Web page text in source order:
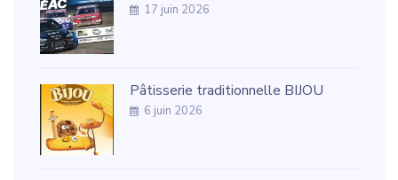
17 juin 2026
Pâtisserie traditionnelle BIJOU
6 juin 2026